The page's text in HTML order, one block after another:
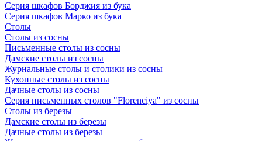
Серия шкафов Борджия из бука
Серия шкафов Марко из бука
Столы
Столы из сосны
Письменные столы из сосны
Дамские столы из сосны
Журнальные столы и столики из сосны
Кухонные столы из сосны
Дачные столы из сосны
Серия письменных столов "Florenciya" из сосны
Столы из березы
Дамские столы из березы
Дачные столы из березы